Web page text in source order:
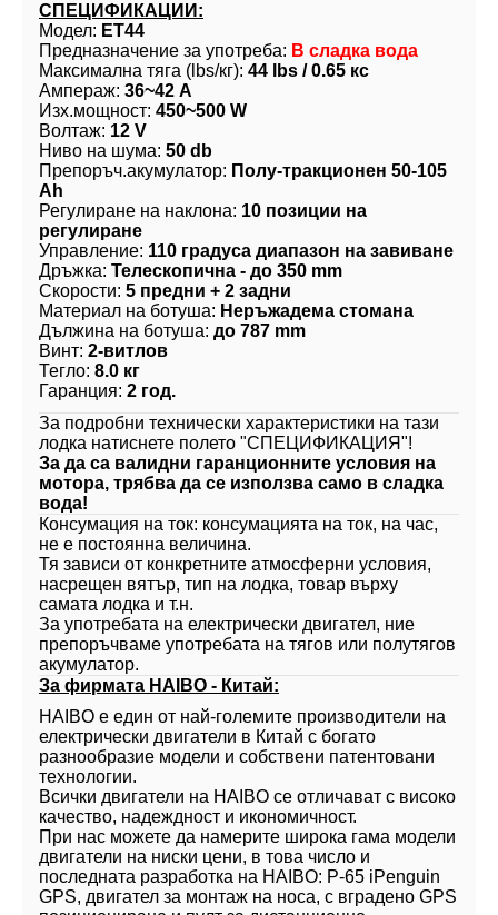
СПЕЦИФИКАЦИИ:
Модел: ET44
Предназначение за употреба: В сладка вода
Максимална тяга (lbs/кг): 44 lbs / 0.65 кс
Ампераж: 36~42 А
Изх.мощност: 450~500 W
Волтаж: 12 V
Ниво на шума: 50 db
Препоръч.акумулатор: Полу-тракционeн 50-105
Ah
Регулиране на наклона: 10 позиции на
регулиране
Управление: 110 градуса диапазон на завиване
Дръжка: Телескопична - до 350 mm
Скорости: 5 предни + 2 задни
Материал на ботуша: Неръжадема стомана
Дължина на ботуша: до 787 mm
Винт: 2-витлов
Тегло: 8.0 кг
Гаранция: 2 год.
За подробни технически характеристики на тази
лодка натиснете полето "СПЕЦИФИКАЦИЯ"!
За да са валидни гаранционните условия на
мотора, трябва да се използва само в сладка
вода!
Консумация на ток: консумацията на ток, на час,
не е постоянна величина.
Тя зависи от конкретните атмосферни условия,
насрещен вятър, тип на лодка, товар върху
самата лодка и т.н.
За употребата на електрически двигател, ние
препоръчваме употребата на тягов или полутягов
акумулатор.
За фирмата HAIBO - Китай:
HAIBO е един от най-големите производители на
електрически двигатели в Китай с богато
разнообразие модели и собствени патентовани
технологии.
Всички двигатели на HAIBO се отличават с високо
качество, надеждност и икономичност.
При нас можете да намерите широка гама модели
двигатели на ниски цени, в това число и
последната разработка на HAIBO: P-65 iPenguin
GPS, двигател за монтаж на носа, с вградено GPS